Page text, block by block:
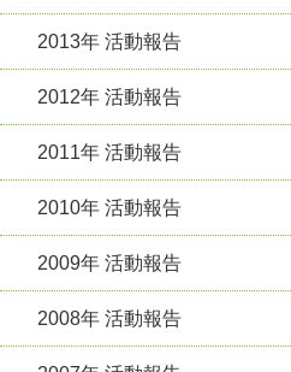
2013年 活動報告
2012年 活動報告
2011年 活動報告
2010年 活動報告
2009年 活動報告
2008年 活動報告